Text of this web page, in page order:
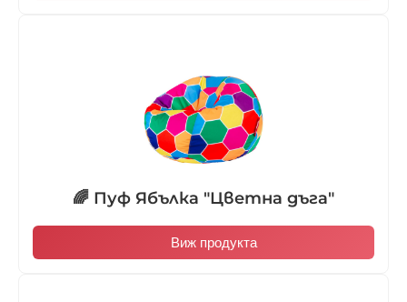
🌈 Пуф Ябълка "Цветна дъга"
Виж продукта